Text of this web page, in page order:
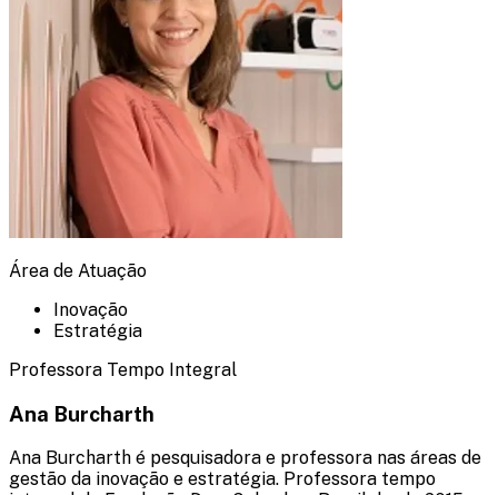
Área de Atuação
Inovação
Estratégia
Professora Tempo Integral
Ana Burcharth
Ana Burcharth é pesquisadora e professora nas áreas de
gestão da inovação e estratégia. Professora tempo